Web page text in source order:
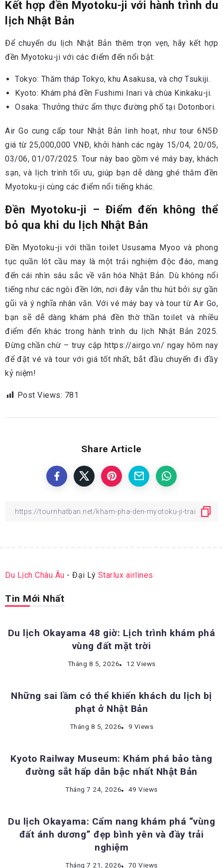
Kết hợp đền Myotoku-ji với hành trình du
lịch Nhật Bản
Để chuyến du lịch Nhật Bản thêm trọn vẹn, hãy kết hợp
đền Myotoku-ji với các điểm đến nổi bật:
Tokyo: Thăm tháp Tokyo, khu Asakusa, và chợ Tsukiji.
Kyoto: Khám phá đền Fushimi Inari và chùa Kinkaku-ji.
Osaka: Thưởng thức ẩm thực đường phố tại Dotonbori.
Air Go cung cấp tour Nhật Bản linh hoạt, như tour 6N5Đ
giá từ 25,000,000 VNĐ, khởi hành các ngày 15/04, 20/05,
03/06, 01/07/2025. Tour này bao gồm vé máy bay, khách
sạn, và lịch trình tối ưu, giúp bạn dễ dàng ghé thăm đền
Myotoku-ji cùng các điểm nổi tiếng khác.
Đền Myotoku-ji – Điểm đến không thể
bỏ qua khi du lịch Nhật Bản
Đền Myotoku-ji với thần toilet Ususama Myoo và phong
tục quần lót cầu may là một trải nghiệm độc đáo, mang
đến cái nhìn sâu sắc về văn hóa Nhật Bản. Dù không nổi
tiếng như các ngôi đền lớn, nơi đây vẫn thu hút bởi sự gần
gũi và ý nghĩa nhân văn. Với vé máy bay và tour từ Air Go,
bạn sẽ dễ dàng khám phá đền thờ thần toilet và nhiều
điểm đến khác trong hành trình du lịch Nhật Bản 2025.
Đừng chần chừ – truy cập https://airgo.vn/ ngay hôm nay
để đặt vé và tour với giá tốt nhất, bắt đầu chuyến đi đầy
kỷ niệm!
Post Views: 781
Share Article
Du Lịch Châu Âu - Đại Lý Starlux airlines
Tin Mới Nhất
Du lịch Okayama 48 giờ: Lịch trình khám phá
vùng đất mặt trời
Tháng 8 5, 2026 12 Views
KINH NGHIỆM DU LỊCH NHẬT BẢN
Những sai lầm có thể khiến khách du lịch bị
phạt ở Nhật Bản
Tháng 8 5, 2026 9 Views
ĐỊA ĐIỂM DU LỊCH NHẬT BẢN
Kyoto Railway Museum: Khám phá bảo tàng
đường sắt hấp dẫn bậc nhất Nhật Bản
Tháng 7 24, 2026 49 Views
ĐỊA ĐIỂM DU LỊCH NHẬT BẢN
Du lịch Okayama: Cẩm nang khám phá “vùng
đất ánh dương” đẹp bình yên và đầy trải
nghiệm
Tháng 7 21, 2026 70 Views